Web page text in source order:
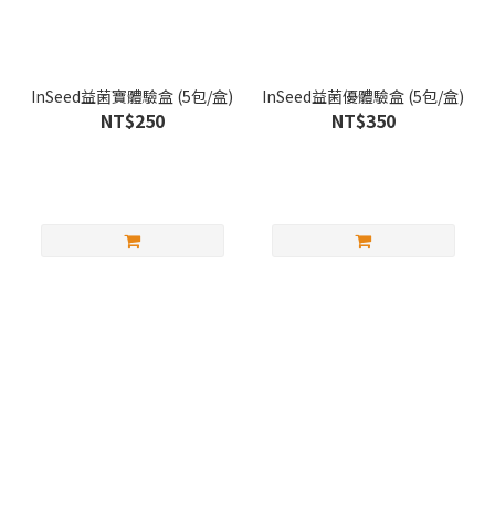
InSeed益菌寶體驗盒 (5包/盒)
NT$250
InSeed益菌優體驗盒 (5包/盒)
NT$350